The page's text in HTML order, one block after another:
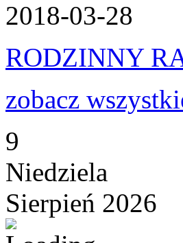
2018-03-28
RODZINNY
zobacz
9
Niedziela
Sierpień 2026